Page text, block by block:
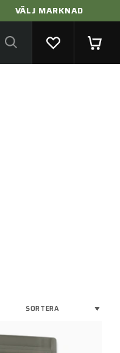
VÄLJ MARKNAD